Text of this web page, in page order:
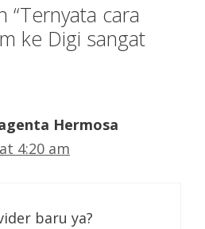
cara
ke Digi sangat
Hermosa
4:20 am
baru ya?